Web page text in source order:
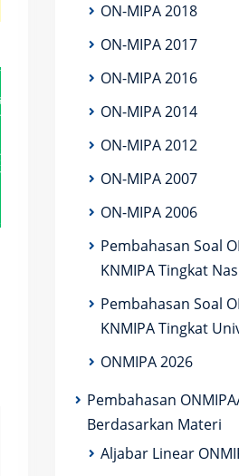
ON-MIPA 2018
ON-MIPA 2017
ON-MIPA 2016
ON-MIPA 2014
ON-MIPA 2012
ON-MIPA 2007
ON-MIPA 2006
Pembahasan Soal
KNMIPA Tingkat
Pembahasan Soal
KNMIPA Tingkat
ONMIPA 2026
Pembahasan
Berdasarkan Materi
Aljabar Linear